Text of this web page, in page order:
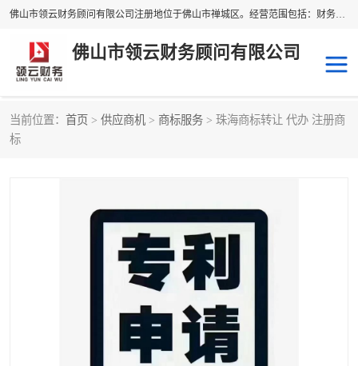
佛山市领云财务顾问有限公司注册地位于佛山市禅城区。经营范围包括：财务咨询，税务服务，企业管理咨询，信息咨询服务，法律咨询顾问，商务代理代办等服务；主要项目有：代理记账，旧账账务处理，疑难账务处理，建账审账；纳税申报，网上申请发票，企业税务分析、审查与评估；注册个体工商户，注册公司，公司注销；企业名称、地址、法人、股东、经营范围、营业期限等资料变更；商标注册、商标转让。财税审计、税务咨询、公司年审。
佛山市领云财务顾问有限公司
当前位置： 首页 > 供应商机 > 商标服务 > 珠海商标转让 代办 注册商
标
进出口经营权